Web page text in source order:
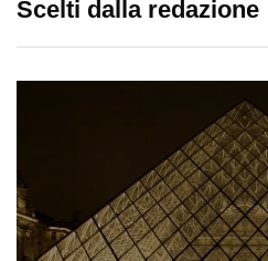
Scelti dalla redazione